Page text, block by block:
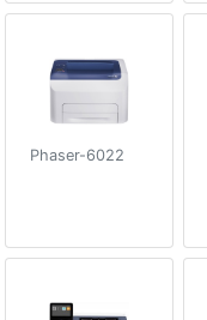
Phaser-6022